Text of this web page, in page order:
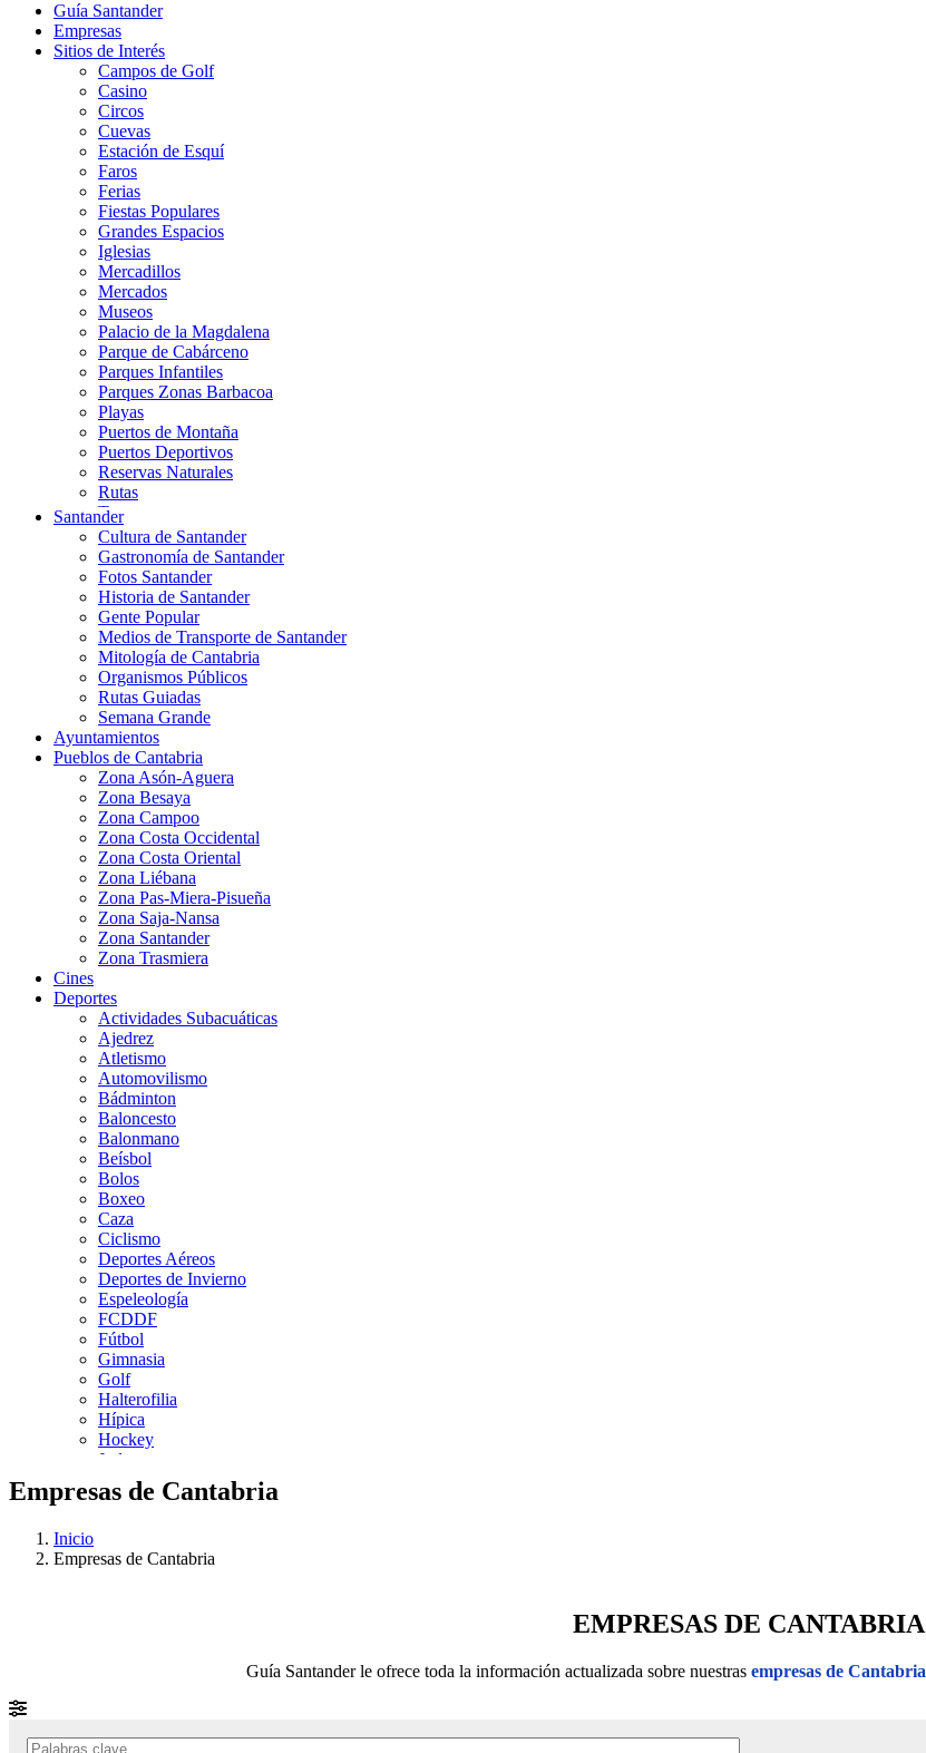
Guía Santander
Empresas
Sitios de Interés
Campos de Golf
Casino
Circos
Cuevas
Estación de Esquí
Faros
Ferias
Fiestas Populares
Grandes Espacios
Iglesias
Mercadillos
Mercados
Museos
Palacio de la Magdalena
Parque de Cabárceno
Parques Infantiles
Parques Zonas Barbacoa
Playas
Puertos de Montaña
Puertos Deportivos
Reservas Naturales
Rutas
Teatros
Teléferico
Zoológicos
Santander
Cultura de Santander
Gastronomía de Santander
Fotos Santander
Historia de Santander
Gente Popular
Medios de Transporte de Santander
Mitología de Cantabria
Organismos Públicos
Rutas Guiadas
Semana Grande
Ayuntamientos
Pueblos de Cantabria
Zona Asón-Aguera
Zona Besaya
Zona Campoo
Zona Costa Occidental
Zona Costa Oriental
Zona Liébana
Zona Pas-Miera-Pisueña
Zona Saja-Nansa
Zona Santander
Zona Trasmiera
Cines
Deportes
Actividades Subacuáticas
Ajedrez
Atletismo
Automovilismo
Bádminton
Baloncesto
Balonmano
Beísbol
Bolos
Boxeo
Caza
Ciclismo
Deportes Aéreos
Deportes de Invierno
Espeleología
FCDDF
Fútbol
Gimnasia
Golf
Halterofilia
Hípica
Hockey
Judo
Kárate
Kickboxing
Pádel
Surf
Empresas de Cantabria
Inicio
Empresas de Cantabria
EMPRESAS DE CANTABRIA
Guía Santander le ofrece toda la información actualizada sobre nuestras empresas de Cantabria